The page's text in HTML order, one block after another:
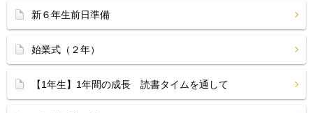
新６年生前日準備
始業式（２年）
【1年生】1年間の成長 読書タイムを通して